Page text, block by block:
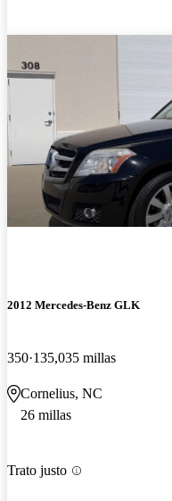
2012 Mercedes-Benz GLK
350 135,035 millas
Cornelius, NC
26 millas
Trato justo